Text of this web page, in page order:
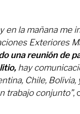
en la mañana me
Exteriores
una reunión de
hay
Chile, Bolivia,
trabajo conjunto”,